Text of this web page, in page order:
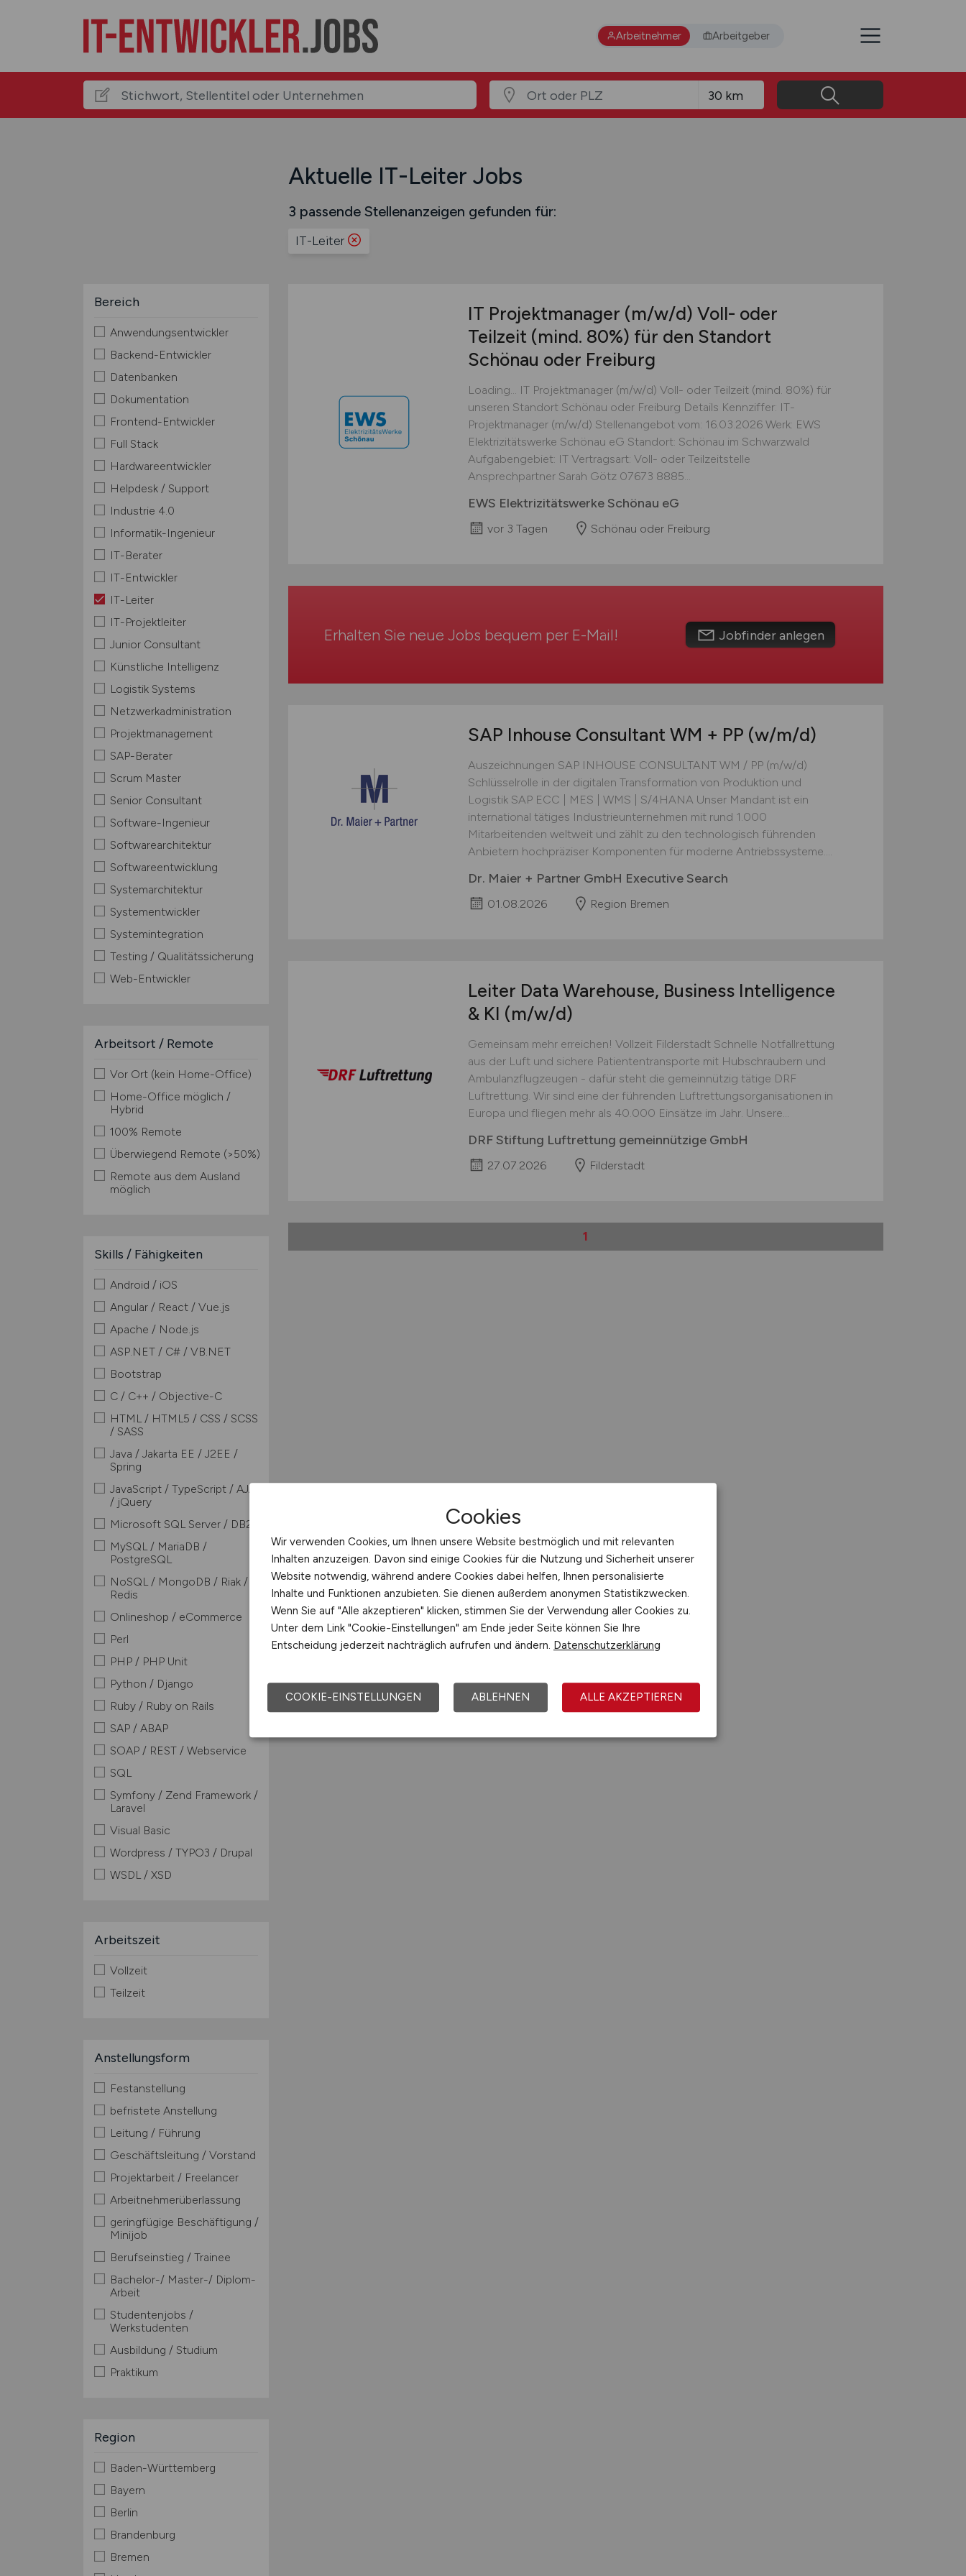
Arbeitnehmer Arbeitgeber
Aktuelle IT-Leiter Jobs
3 passende Stellenanzeigen gefunden für:
IT-Leiter
Bereich
Anwendungsentwickler
Backend-Entwickler
Datenbanken
Dokumentation
Frontend-Entwickler
Full Stack
Hardwareentwickler
Helpdesk / Support
Industrie 4.0
Informatik-Ingenieur
IT-Berater
IT-Entwickler
IT-Leiter
IT-Projektleiter
Junior Consultant
Künstliche Intelligenz
Logistik Systems
Netzwerkadministration
Projektmanagement
SAP-Berater
Scrum Master
Senior Consultant
Software-Ingenieur
Softwarearchitektur
Softwareentwicklung
Systemarchitektur
Systementwickler
Systemintegration
Testing / Qualitätssicherung
Web-Entwickler
Arbeitsort / Remote
Vor Ort (kein Home-Office)
Home-Office möglich /
Hybrid
100% Remote
Überwiegend Remote (>50%)
Remote aus dem Ausland
möglich
Skills / Fähigkeiten
Android / iOS
Angular / React / Vue.js
Apache / Node.js
ASP.NET / C# / VB.NET
Bootstrap
C / C++ / Objective-C
HTML / HTML5 / CSS / SCSS
/ SASS
Java / Jakarta EE / J2EE /
Spring
JavaScript / TypeScript / AJAX
/ jQuery
Microsoft SQL Server / DB2
MySQL / MariaDB /
PostgreSQL
NoSQL / MongoDB / Riak /
Redis
Onlineshop / eCommerce
Perl
PHP / PHP Unit
Python / Django
Ruby / Ruby on Rails
SAP / ABAP
SOAP / REST / Webservice
SQL
Symfony / Zend Framework /
Laravel
Visual Basic
Wordpress / TYPO3 / Drupal
WSDL / XSD
Arbeitszeit
Vollzeit
Teilzeit
Anstellungsform
Festanstellung
befristete Anstellung
Leitung / Führung
Geschäftsleitung / Vorstand
Projektarbeit / Freelancer
Arbeitnehmerüberlassung
geringfügige Beschäftigung /
Minijob
Berufseinstieg / Trainee
Bachelor-/ Master-/ Diplom-
Arbeit
Studentenjobs /
Werkstudenten
Ausbildung / Studium
Praktikum
Region
Baden-Württemberg
Bayern
Berlin
Brandenburg
Bremen
IT Projektmanager (m/w/d) Voll- oder
Teilzeit (mind. 80%) für den Standort
Schönau oder Freiburg
Loading... IT Projektmanager (m/w/d) Voll- oder Teilzeit (mind. 80%) für
unseren Standort Schönau oder Freiburg Details Kennziffer: IT-
Projektmanager (m/w/d) Stellenangebot vom: 16.03.2026 Werk: EWS
Elektrizitätswerke Schönau eG Standort: Schönau im Schwarzwald
Aufgabengebiet: IT Vertragsart: Voll- oder Teilzeitstelle
Ansprechpartner Sarah Götz 07673 8885...
EWS Elektrizitätswerke Schönau eG
vor 3 Tagen Schönau oder Freiburg
Erhalten Sie neue Jobs bequem per E-Mail! Jobfinder anlegen
SAP Inhouse Consultant WM + PP (w/m/d)
Auszeichnungen SAP INHOUSE CONSULTANT WM / PP (m/w/d)
Schlüsselrolle in der digitalen Transformation von Produktion und
Logistik SAP ECC | MES | WMS | S/4HANA Unser Mandant ist ein
international tätiges Industrieunternehmen mit rund 1.000
Mitarbeitenden weltweit und zählt zu den technologisch führenden
Anbietern hochpräziser Komponenten für moderne Antriebssysteme....
Dr. Maier + Partner GmbH Executive Search
01.08.2026 Region Bremen
Leiter Data Warehouse, Business Intelligence
& KI (m/w/d)
Gemeinsam mehr erreichen! Vollzeit Filderstadt Schnelle Notfallrettung
aus der Luft und sichere Patiententransporte mit Hubschraubern und
Ambulanzflugzeugen - dafür steht die gemeinnützig tätige DRF
Luftrettung. Wir sind eine der führenden Luftrettungsorganisationen in
Europa und fliegen mehr als 40.000 Einsätze im Jahr. Unsere...
DRF Stiftung Luftrettung gemeinnützige GmbH
27.07.2026 Filderstadt
1
Cookies
Wir verwenden Cookies, um Ihnen unsere Website bestmöglich und mit relevanten
Inhalten anzuzeigen. Davon sind einige Cookies für die Nutzung und Sicherheit unserer
Website notwendig, während andere Cookies dabei helfen, Ihnen personalisierte
Inhalte und Funktionen anzubieten. Sie dienen außerdem anonymen Statistikzwecken.
Wenn Sie auf "Alle akzeptieren" klicken, stimmen Sie der Verwendung aller Cookies zu.
Unter dem Link "Cookie-Einstellungen" am Ende jeder Seite können Sie Ihre
Entscheidung jederzeit nachträglich aufrufen und ändern. Datenschutzerklärung
COOKIE-EINSTELLUNGEN ABLEHNEN ALLE AKZEPTIEREN